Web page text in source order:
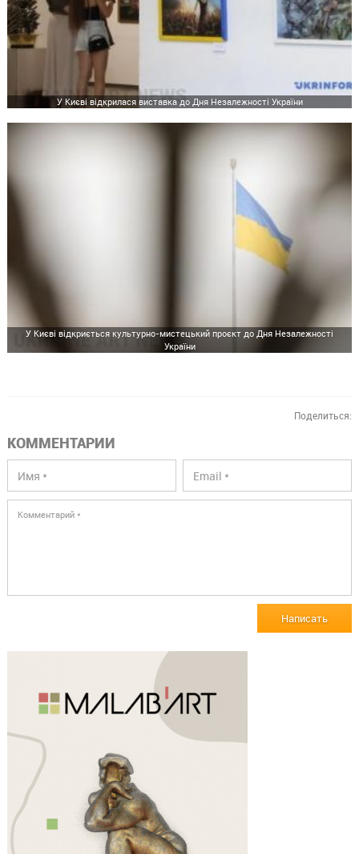
У Києві відкрилася виставка до Дня Незалежності України
У Києві відкриється культурно-мистецький проєкт до Дня Незалежності
України
Поделиться:
КОММЕНТАРИИ
Написать